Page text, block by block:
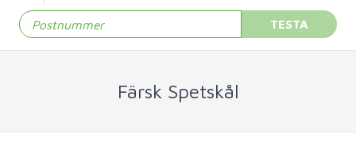
TESTA
Färsk Spetskål